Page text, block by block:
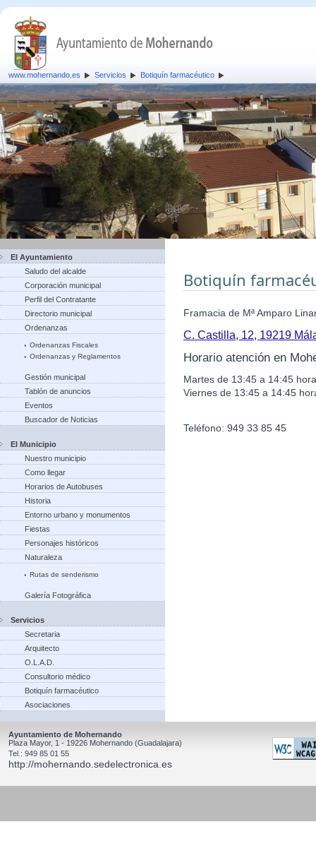
www.mohernando.es Servicios Botiquín farmacéutico
El Ayuntamiento
Saludo del alcalde
Corporación municipal
Perfil del Contratante
Directorio municipal
Ordenanzas
Ordenanzas Fiscales
Ordenanzas y Reglamentos
Gestión municipal
Tablón de anuncios
Eventos
Buscador de Noticias
El Municipio
Nuestro municipio
Como llegar
Horarios de Autobuses
Historia
Entorno urbano y monumentos
Fiestas
Personajes históricos
Naturaleza
Rutas de senderismo
Galería Fotográfica
Servicios
Secretaria
Arquitecto
O.L.A.D.
Consultorio médico
Botiquín farmacéutico
Asociaciones
Botiquín
Framacia de Mª Amparo
C. Castilla, 12, 19219
Horario atención en
Martes de 13:45 a 14:45
Viernes de 13:45 a 14:45
Teléfono: 949 33 85 45
Ayuntamiento de Mohernando
Plaza Mayor, 1 - 19226 Mohernando (Guadalajara)
Tel.: 949 85 01 55
http://mohernando.sedelectronica.es